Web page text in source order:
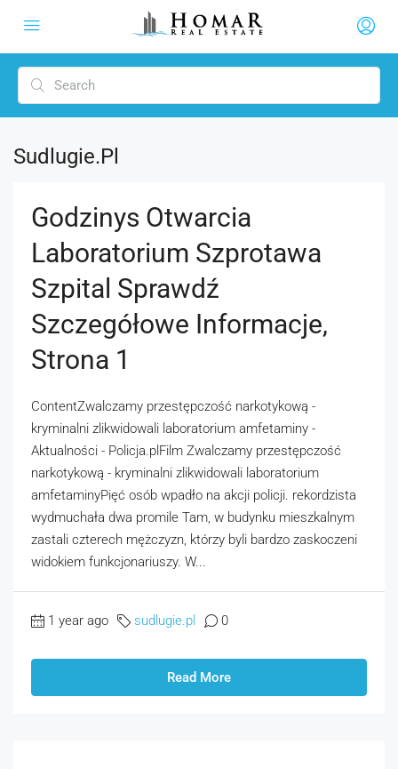
Sudlugie.pl
Godzinys Otwarcia
Laboratorium Szprotawa
Szpital Sprawdź
Szczegółowe Informacje,
Strona 1
ContentZwalczamy przestępczość narkotykową -
kryminalni zlikwidowali laboratorium amfetaminy -
Aktualności - Policja.plFilm Zwalczamy przestępczość
narkotykową - kryminalni zlikwidowali laboratorium
amfetaminyPięć osób wpadło na akcji policji. rekordzista
wydmuchała dwa promile Tam, w budynku mieszkalnym
zastali czterech mężczyzn, którzy byli bardzo zaskoczeni
widokiem funkcjonariuszy. W...
1 year ago sudlugie.pl 0
Read More